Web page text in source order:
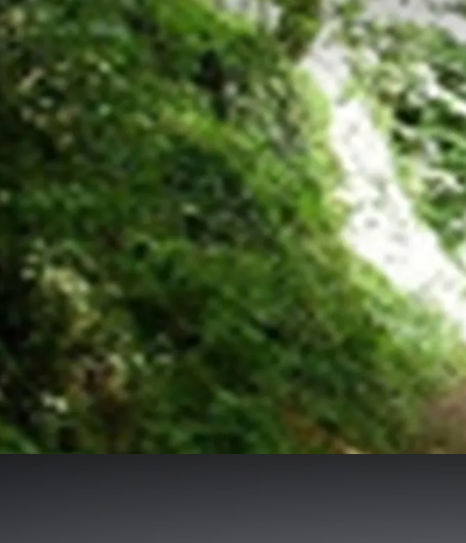
Voor 1-persoonsbezetting geldt er een toeslag.
Exclusief toeristenbelasting